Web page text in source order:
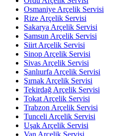
Osmaniye Arçelik Servisi
Rize Arçelik Servisi
Sakarya Arçelik Servisi
Samsun Arçelik Servisi
Siirt Arçelik Servisi
Sinop Arçelik Servisi
Sivas Arçelik Servisi
Şanlıurfa Arçelik Servisi
Şırnak Arçelik Servisi
Tekirdağ Arçelik Servisi
Tokat Arçelik Servisi
Trabzon Arçelik Servisi
Tunceli Arçelik Servisi
Uşak Arçelik Servisi